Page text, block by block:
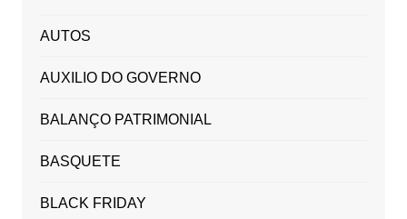
AUTOS
AUXILIO DO GOVERNO
BALANÇO PATRIMONIAL
BASQUETE
BLACK FRIDAY